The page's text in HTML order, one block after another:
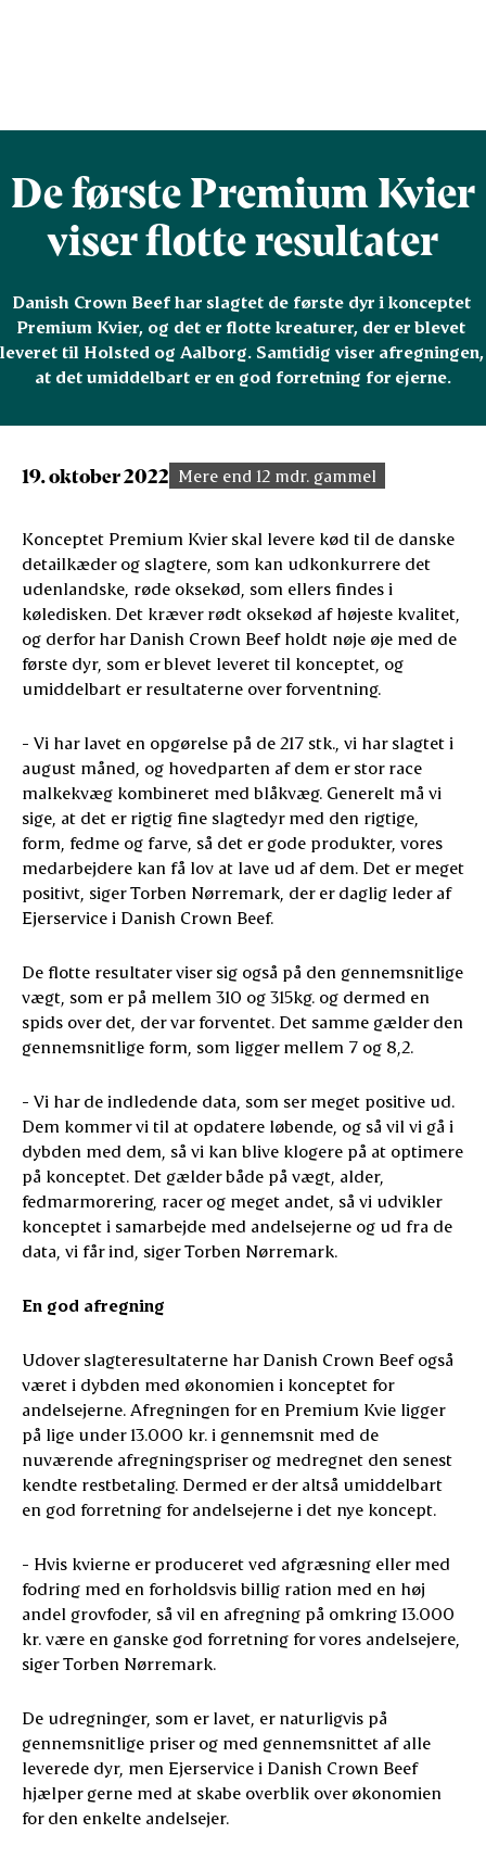
De første Premium Kvier
viser flotte resultater
Danish Crown Beef har slagtet de første dyr i konceptet
Premium Kvier, og det er flotte kreaturer, der er blevet
leveret til Holsted og Aalborg. Samtidig viser afregningen,
at det umiddelbart er en god forretning for ejerne.
19. oktober 2022 Mere end 12 mdr. gammel
Konceptet Premium Kvier skal levere kød til de danske
detailkæder og slagtere, som kan udkonkurrere det
udenlandske, røde oksekød, som ellers findes i
køledisken. Det kræver rødt oksekød af højeste kvalitet,
og derfor har Danish Crown Beef holdt nøje øje med de
første dyr, som er blevet leveret til konceptet, og
umiddelbart er resultaterne over forventning.
- Vi har lavet en opgørelse på de 217 stk., vi har slagtet i
august måned, og hovedparten af dem er stor race
malkekvæg kombineret med blåkvæg. Generelt må vi
sige, at det er rigtig fine slagtedyr med den rigtige,
form, fedme og farve, så det er gode produkter, vores
medarbejdere kan få lov at lave ud af dem. Det er meget
positivt, siger Torben Nørremark, der er daglig leder af
Ejerservice i Danish Crown Beef.
De flotte resultater viser sig også på den gennemsnitlige
vægt, som er på mellem 310 og 315kg. og dermed en
spids over det, der var forventet. Det samme gælder den
gennemsnitlige form, som ligger mellem 7 og 8,2.
- Vi har de indledende data, som ser meget positive ud.
Dem kommer vi til at opdatere løbende, og så vil vi gå i
dybden med dem, så vi kan blive klogere på at optimere
på konceptet. Det gælder både på vægt, alder,
fedmarmorering, racer og meget andet, så vi udvikler
konceptet i samarbejde med andelsejerne og ud fra de
data, vi får ind, siger Torben Nørremark.
En god afregning
Udover slagteresultaterne har Danish Crown Beef også
været i dybden med økonomien i konceptet for
andelsejerne. Afregningen for en Premium Kvie ligger
på lige under 13.000 kr. i gennemsnit med de
nuværende afregningspriser og medregnet den senest
kendte restbetaling. Dermed er der altså umiddelbart
en god forretning for andelsejerne i det nye koncept.
- Hvis kvierne er produceret ved afgræsning eller med
fodring med en forholdsvis billig ration med en høj
andel grovfoder, så vil en afregning på omkring 13.000
kr. være en ganske god forretning for vores andelsejere,
siger Torben Nørremark.
De udregninger, som er lavet, er naturligvis på
gennemsnitlige priser og med gennemsnittet af alle
leverede dyr, men Ejerservice i Danish Crown Beef
hjælper gerne med at skabe overblik over økonomien
for den enkelte andelsejer.